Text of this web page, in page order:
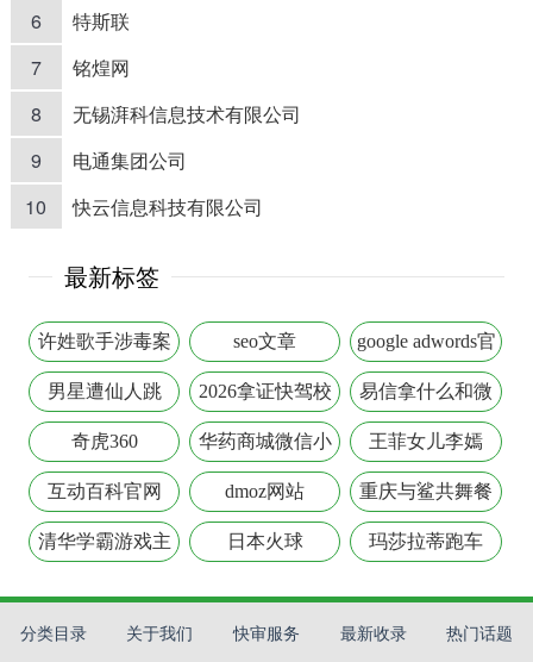
6
特斯联
7
铭煌网
8
无锡湃科信息技术有限公司
9
电通集团公司
10
快云信息科技有限公司
最新标签
许姓歌手涉毒案 seo文章
google adwords官
网
男星遭仙人跳
2026拿证快驾校
排行
易信拿什么和微
信竞争
奇虎360
华药商城微信小
程序
王菲女儿李嫣
互动百科官网 dmoz网站
重庆与鲨共舞餐
厅
清华学霸游戏主
日本火球 玛莎拉蒂跑车
分类目录 关于我们 快审服务 最新收录 热门话题